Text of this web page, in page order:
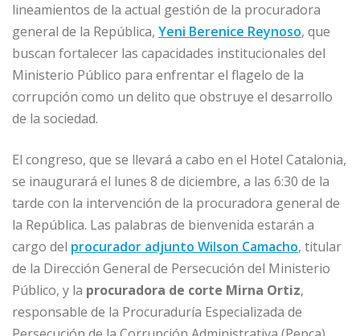
lineamientos de la actual gestión de la procuradora
general de la República, Yeni Berenice Reynoso, que
buscan fortalecer las capacidades institucionales del
Ministerio Público para enfrentar el flagelo de la
corrupción como un delito que obstruye el desarrollo
de la sociedad.
El congreso, que se llevará a cabo en el Hotel Catalonia,
se inaugurará el lunes 8 de diciembre, a las 6:30 de la
tarde con la intervención de la procuradora general de
la República. Las palabras de bienvenida estarán a
cargo del procurador adjunto Wilson Camacho, titular
de la Dirección General de Persecución del Ministerio
Público, y la procuradora de corte Mirna Ortiz,
responsable de la Procuraduría Especializada de